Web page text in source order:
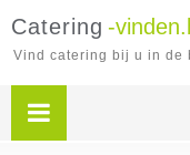
Catering -
Vind catering bij u in de